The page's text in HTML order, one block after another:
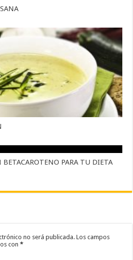
PARA TU DIETA
no será publicada. Los campos
con*